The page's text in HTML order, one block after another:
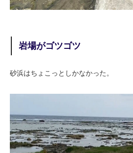
岩場がゴツゴツ
砂浜はちょこっとしかなかった。